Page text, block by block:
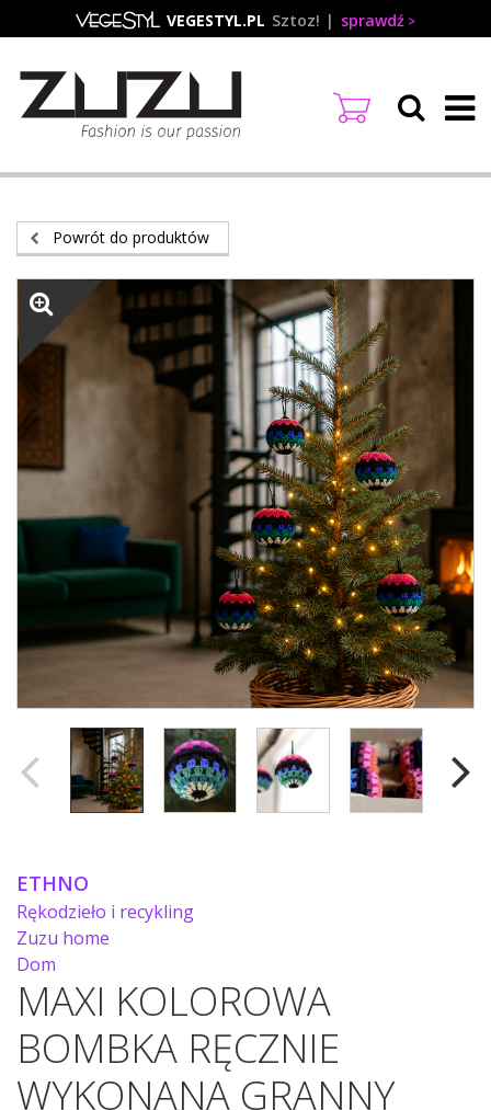
do
treści
VEGESTYL.PL Sztoz! sprawdź
Powrót do produktów
ETHNO
Rękodzieło i recykling
Zuzu home
Dom
MAXI KOLOROWA
BOMBKA RĘCZNIE
WYKONANA GRANNY